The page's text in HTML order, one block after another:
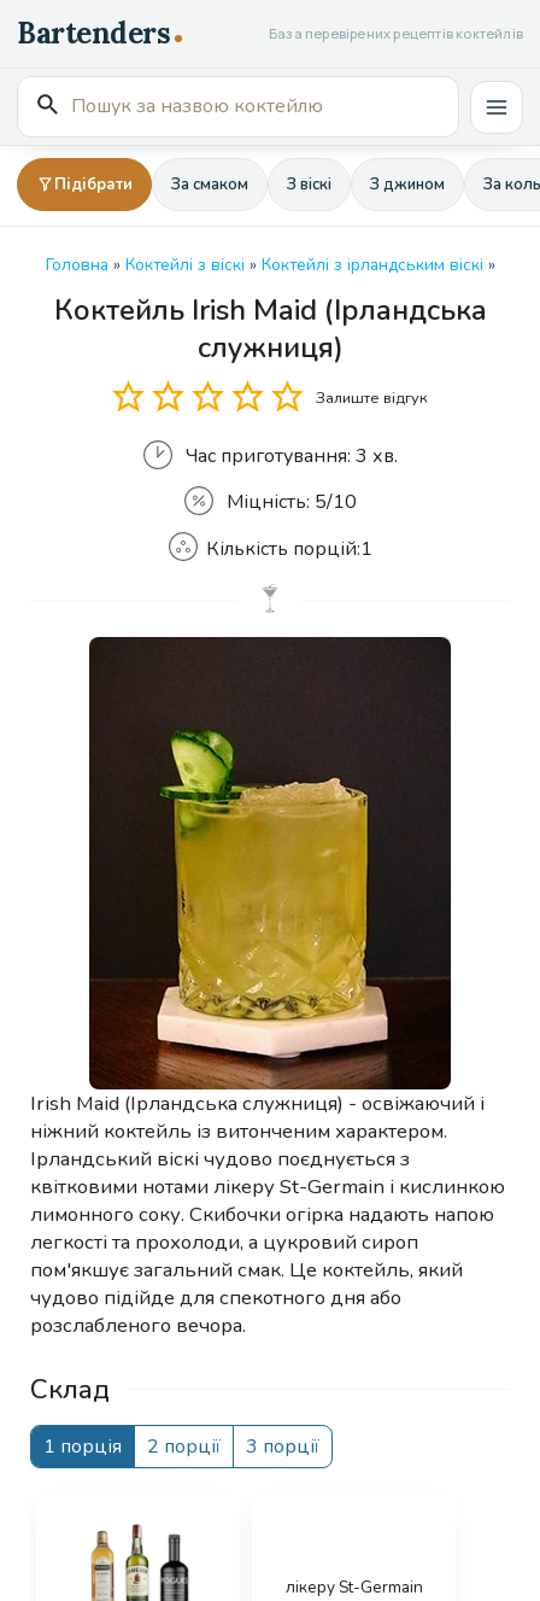
до
вмісту
База перевірених рецептів коктейлів
Пошук
для:
Підібрати За смаком З віскі З джином За
Головна » Коктейлі з віскі » Коктейлі з ірландським віскі »
Коктейль Irish Maid (Ірландська
служниця)
Залиште відгук
Час приготування: 3 хв.
Міцність: 5/10
Кількість
Кількість порцій:1
Irish Maid (Ірландська служниця) - освіжаючий і
ніжний коктейль із витонченим характером.
Ірландський віскі чудово поєднується з
квітковими нотами лікеру St-Germain і кислинкою
лимонного соку. Скибочки огірка надають напою
легкості та прохолоди, а цукровий сироп
пом'якшує загальний смак. Це коктейль, який
чудово підійде для спекотного дня або
розслабленого вечора.
Склад
1 порція 2 порції 3 порції
лікеру St-Germain